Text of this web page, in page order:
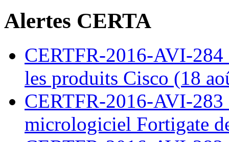
Alertes CERTA
CERTFR-2016-AVI-
les produits Cisco (18
CERTFR-2016-AVI-
micrologiciel Fortigate